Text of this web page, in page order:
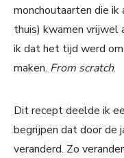
monchoutaarten die
thuis) kwamen vrijwel
ik dat het tijd werd
maken. From scratch.
Dit recept deelde ik
begrijpen dat door de
veranderd. Zo